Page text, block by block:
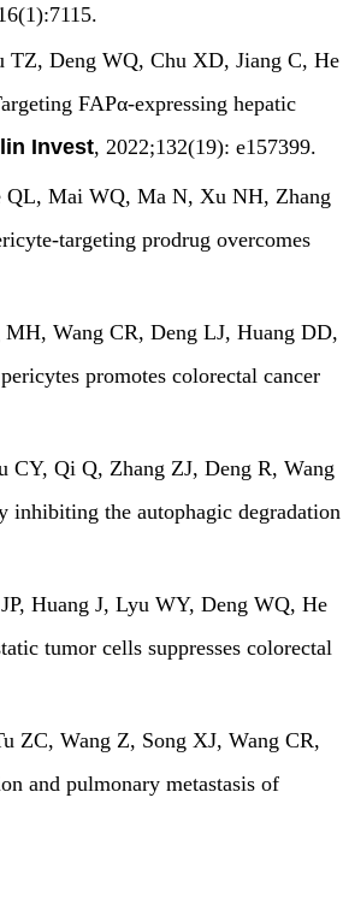
Deng WQ, Chu XD, Jiang C, He
FAPα-expressing hepatic
Invest, 2022;132(19): e157399.
Mai WQ, Ma N, Xu NH, Zhang
targeting prodrug overcomes
Wang CR, Deng LJ, Huang DD,
promotes colorectal cancer
Qi Q, Zhang ZJ, Deng R, Wang
the autophagic degradation
Huang J, Lyu WY, Deng WQ, He
tumor cells suppresses colorectal
ZC, Wang Z, Song XJ, Wang CR,
and pulmonary metastasis of